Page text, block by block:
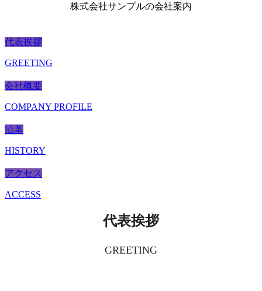
株式会社サンプルの会社案内
代表挨拶
GREETING
会社概要
COMPANY PROFILE
沿革
HISTORY
アクセス
ACCESS
代表挨拶
GREETING